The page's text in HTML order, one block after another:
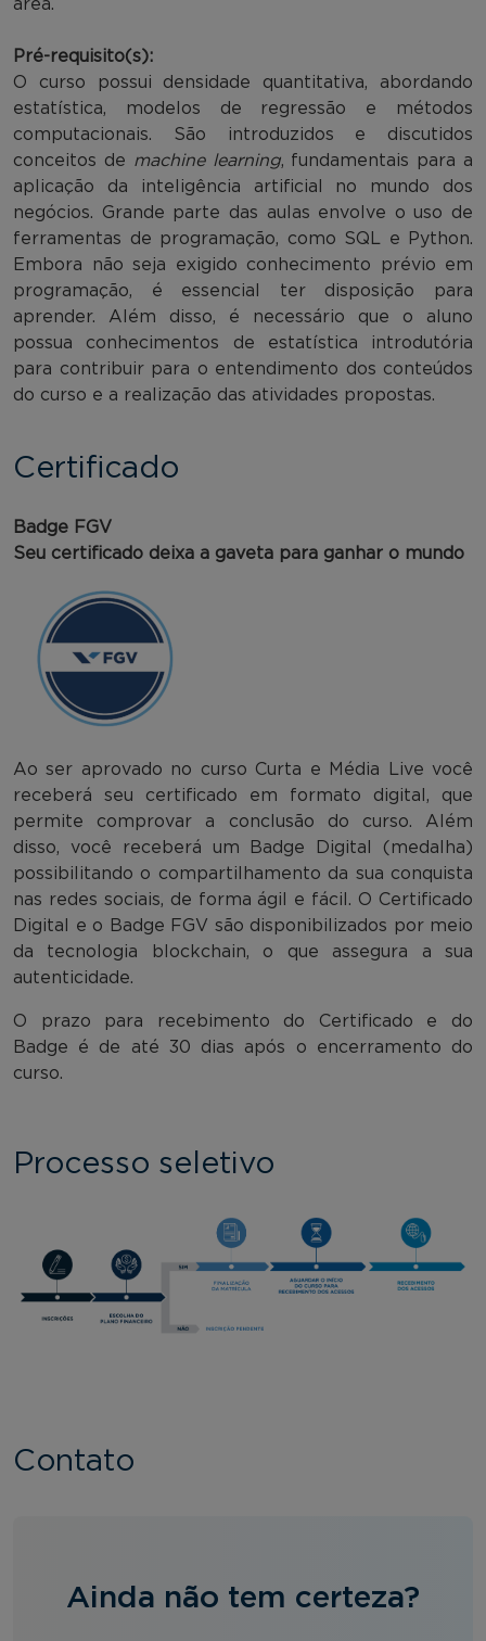
área.
Pré-requisito(s):
O curso possui densidade quantitativa, abordando
estatística, modelos de regressão e métodos
computacionais. São introduzidos e discutidos
conceitos de machine learning, fundamentais para a
aplicação da inteligência artificial no mundo dos
negócios. Grande parte das aulas envolve o uso de
ferramentas de programação, como SQL e Python.
Embora não seja exigido conhecimento prévio em
programação, é essencial ter disposição para
aprender. Além disso, é necessário que o aluno
possua conhecimentos de estatística introdutória
para contribuir para o entendimento dos conteúdos
do curso e a realização das atividades propostas.
Certificado
Badge FGV
Seu certificado deixa a gaveta para ganhar o mundo
Ao ser aprovado no curso Curta e Média Live você
receberá seu certificado em formato digital, que
permite comprovar a conclusão do curso. Além
disso, você receberá um Badge Digital (medalha)
possibilitando o compartilhamento da sua conquista
nas redes sociais, de forma ágil e fácil. O Certificado
Digital e o Badge FGV são disponibilizados por meio
da tecnologia blockchain, o que assegura a sua
autenticidade.
O prazo para recebimento do Certificado e do
Badge é de até 30 dias após o encerramento do
curso.
Processo seletivo
Contato
Ainda não tem certeza?